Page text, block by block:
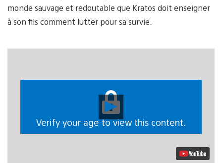
monde sauvage et redoutable que Kratos doit enseigner
à son fils comment lutter pour sa survie.
Lancer
la
vidéo
Verify your age to view this content.